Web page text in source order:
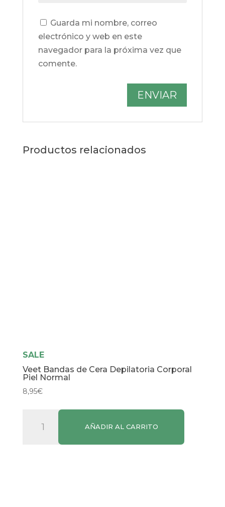
Guarda mi nombre, correo
electrónico y web en este
navegador para la próxima vez que
comente.
Productos relacionados
SALE
Veet Bandas de Cera Depilatoria Corporal
Piel Normal
8,95€
Bandas
AÑADIR AL CARRITO